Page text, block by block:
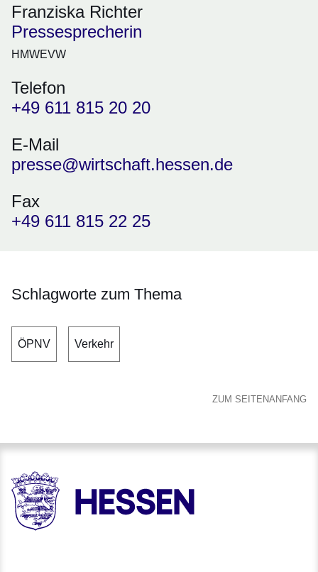
Franziska Richter
Pressesprecherin
HMWEVW
Telefon
+49 611 815 20 20
E-Mail
presse@wirtschaft.hessen.de
Fax
+49 611 815 22 25
Schlagworte zum Thema
ÖPNV Verkehr
ZUM SEITENANFANG
HESSEN - Hessische Landesregierung